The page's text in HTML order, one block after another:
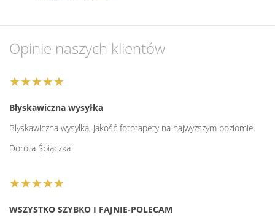
Opinie naszych klientów
★★★★★
Blyskawiczna wysyłka
Blyskawiczna wysyłka, jakość fototapety na najwyższym poziomie.
Dorota Śpiączka
★★★★★
WSZYSTKO SZYBKO I FAJNIE-POLECAM